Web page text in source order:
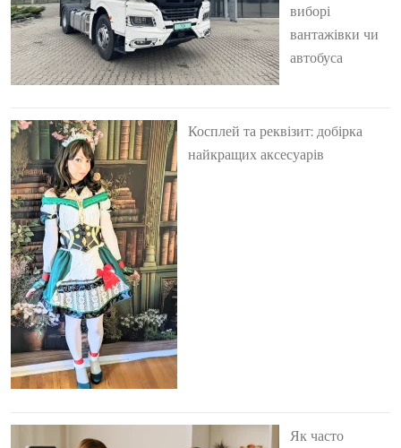
виборі
вантажівки чи
автобуса
Косплей та реквізит: добірка
найкращих аксесуарів
Як часто